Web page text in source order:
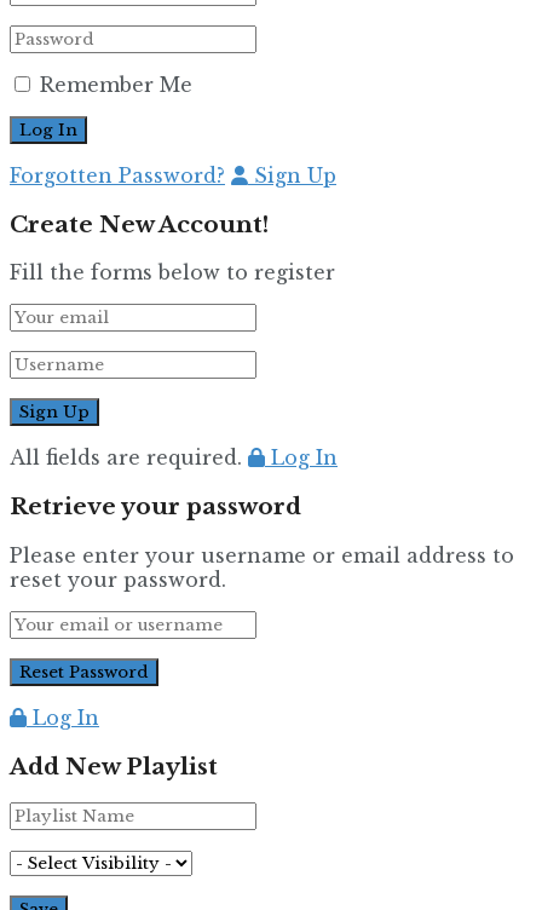
Remember Me
Forgotten Password? Sign Up
Create New Account!
Fill the forms below to register
All fields are required. Log In
Retrieve your password
Please enter your username or email address to
reset your password.
Log In
Add New Playlist